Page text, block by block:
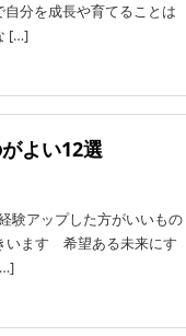
分を成長や育てることは
[…]
よい12選
験アップした方がいいもの
います 希望ある未来にす